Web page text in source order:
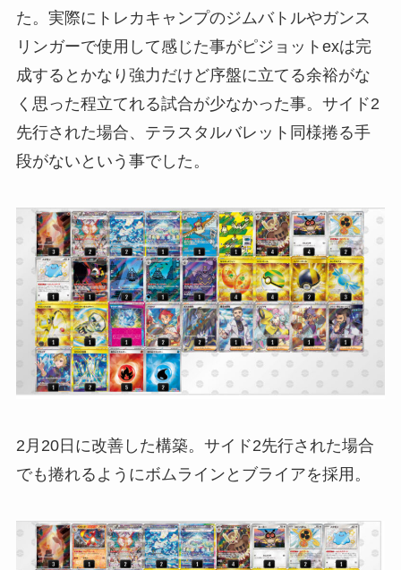
た。実際にトレカキャンプのジムバトルやガンス
リンガーで使用して感じた事がピジョットexは完
成するとかなり強力だけど序盤に立てる余裕がな
く思った程立てれる試合が少なかった事。サイド2
先行された場合、テラスタルバレット同様捲る手
段がないという事でした。
2月20日に改善した構築。サイド2先行された場合
でも捲れるようにボムラインとブライアを採用。